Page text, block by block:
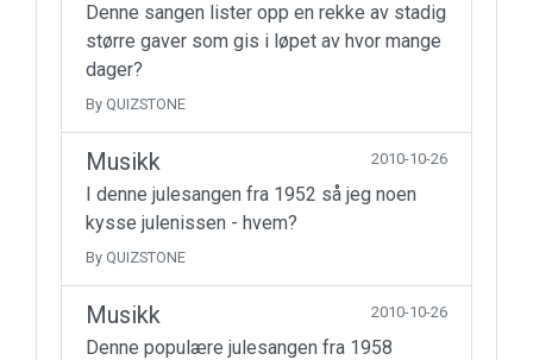
Denne sangen lister opp en rekke av stadig
større gaver som gis i løpet av hvor mange
dager?
By QUIZSTONE
Musikk 2010-10-26
I denne julesangen fra 1952 så jeg noen
kysse julenissen - hvem?
By QUIZSTONE
Musikk 2010-10-26
Denne populære julesangen fra 1958